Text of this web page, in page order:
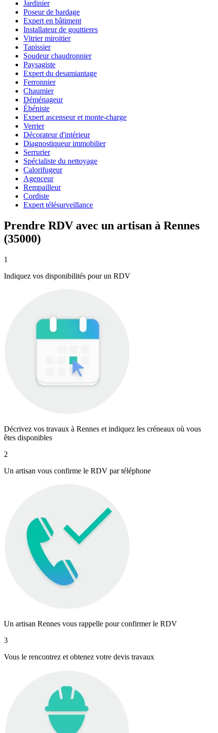
Jardinier
Poseur de bardage
Expert en bâtiment
Installateur de gouttieres
Vitrier miroitier
Tapissier
Soudeur chaudronnier
Paysagiste
Expert du desamiantage
Ferronnier
Chaumier
Déménageur
Ébéniste
Expert ascenseur et monte-charge
Verrier
Décorateur d'intérieur
Diagnostiqueur immobilier
Serrurier
Spécialiste du nettoyage
Calorifugeur
Agenceur
Rempailleur
Cordiste
Expert télésurveillance
Prendre RDV avec un artisan à Rennes
(35000)
1
Indiquez vos disponibilités pour un RDV
Décrivez vos travaux à Rennes et indiquez les créneaux où vous
êtes disponibles
2
Un artisan vous confirme le RDV par téléphone
Un artisan Rennes vous rappelle pour confirmer le RDV
3
Vous le rencontrez et obtenez votre devis travaux